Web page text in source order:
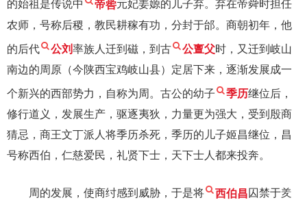
的始祖是传说中 帝喾元妃姜嫄的儿子弃。弃在帝舜时担任
农师，号称后稷，教民耕稼有功，分封于邰。商朝初年，他
的后代 公刘率族人迁到磁，到古 公亶父时，又迁到岐山
南边的周原（今陕西宝鸡岐山县）定居下来，逐渐发展成一
个新兴的西部势力，自称为周。古公的幼子 季历继位后，
修行道义，发展生产，驱逐夷狄，力量更为强大，受到殷商
猜忌，商王文丁派人将季历杀死，季历的儿子姬昌继位，昌
号称西伯，仁慈爱民，礼贤下士，天下士人都来投奔。
周的发展，使商纣感到威胁，于是将 西伯昌囚禁于羑